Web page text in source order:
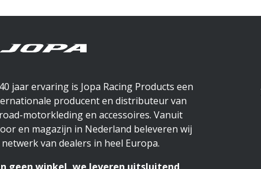
jaar ervaring is Jopa Racing Products een
producent en distributeur van
motorkleding en accessoires. Vanuit
en magazijn in Nederland beleveren wij
van dealers in heel Europa.